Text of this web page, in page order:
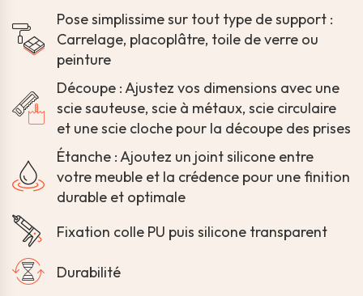
Pose simplissime sur tout type de support :
Carrelage, placoplâtre, toile de verre ou
peinture
Découpe : Ajustez vos dimensions avec une
scie sauteuse, scie à métaux, scie circulaire
et une scie cloche pour la découpe des prises
Étanche : Ajoutez un joint silicone entre
votre meuble et la crédence pour une finition
durable et optimale
Fixation colle PU puis silicone transparent
Durabilité